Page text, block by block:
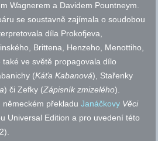
Wagnerem a Davidem Pountneym.
se soustavně zajímala o soudobou
díla Prokofjeva,
Brittena, Henzeho, Menottiho,
také ve světě propagovala dílo
(Káťa Kabanová), Stařenky
) či Zefky (Zápisník zmizelého).
německém překladuJanáčkovy Věci
Universal Edition a pro uvedení této